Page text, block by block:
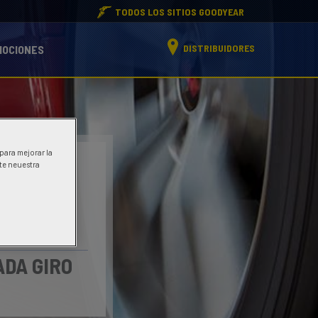
TODOS LOS SITIOS GOODYEAR
DISTRIBUIDORES
GIRO
mejorar la
neuestra